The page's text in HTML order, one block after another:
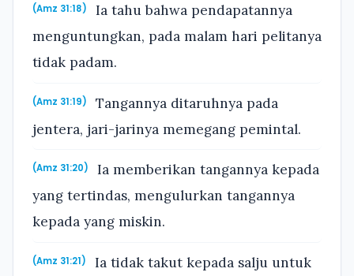
(Amz 31:18)
Ia tahu bahwa pendapatannya
menguntungkan, pada malam hari pelitanya
tidak padam.
(Amz 31:19)
Tangannya ditaruhnya pada
jentera, jari-jarinya memegang pemintal.
(Amz 31:20)
Ia memberikan tangannya kepada
yang tertindas, mengulurkan tangannya
kepada yang miskin.
(Amz 31:21)
Ia tidak takut kepada salju untuk